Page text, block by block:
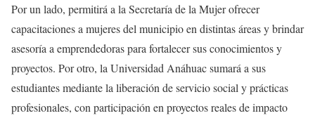
Por un lado, permitirá a la Secretaría de la Mujer ofrecer
capacitaciones a mujeres del municipio en distintas áreas y brindar
asesoría a emprendedoras para fortalecer sus conocimientos y
proyectos. Por otro, la Universidad Anáhuac sumará a sus
estudiantes mediante la liberación de servicio social y prácticas
profesionales, con participación en proyectos reales de impacto